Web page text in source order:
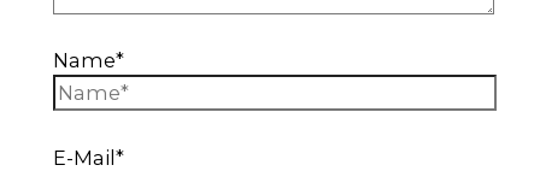
Name*
E-Mail*